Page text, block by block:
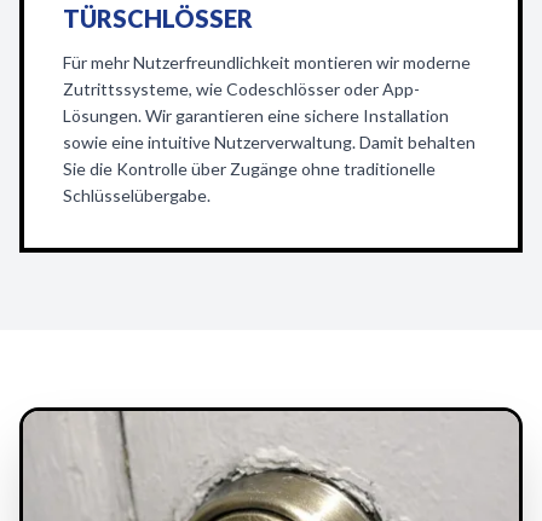
TÜRSCHLÖSSER
Für mehr Nutzerfreundlichkeit montieren wir moderne
Zutrittssysteme, wie Codeschlösser oder App-
Lösungen. Wir garantieren eine sichere Installation
sowie eine intuitive Nutzerverwaltung. Damit behalten
Sie die Kontrolle über Zugänge ohne traditionelle
Schlüsselübergabe.